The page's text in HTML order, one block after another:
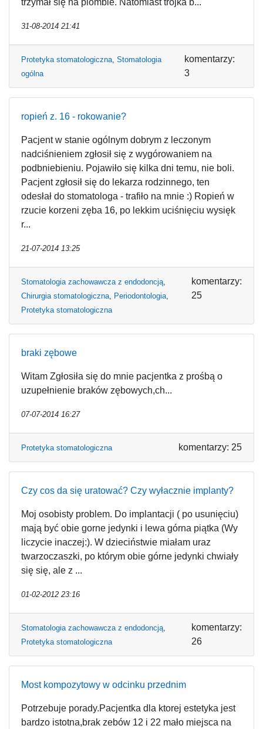
trzymał się na plombie. Natomiast trójka b...
31-08-2014 21:41
Protetyka stomatologiczna, Stomatologia
ogólna
komentarzy:
3
ropień z. 16 - rokowanie?
Pacjent w stanie ogólnym dobrym z leczonym
nadciśnieniem zgłosił się z wygórowaniem na
podbniebieniu. Pojawiło się kilka dni temu, nie boli.
Pacjent zgłosił się do lekarza rodzinnego, ten
odesłał do stomatologa - trafiło na mnie :) Ropień w
rzucie korzeni zęba 16, po lekkim uciśnięciu wysięk
r...
21-07-2014 13:25
Stomatologia zachowawcza z endodoncją,
Chirurgia stomatologiczna, Periodontologia,
Protetyka stomatologiczna
komentarzy:
25
braki zębowe
Witam Zgłosiła się do mnie pacjentka z prośbą o
uzupełnienie braków zębowych,ch...
07-07-2014 16:27
Protetyka stomatologiczna komentarzy: 25
Czy cos da się uratować? Czy wyłacznie implanty?
Moj osobisty problem. Do implantacji ( po usunięciu)
mają być obie gorne jedynki i lewa górna piątka (Wy
liczycie inaczej:). W dzieciństwie miałam uraz
twarzoczaszki, po którym obie górne jedynki chwiały
się się, ale z ...
01-02-2012 23:16
Stomatologia zachowawcza z endodoncją,
Protetyka stomatologiczna
komentarzy:
26
Most kompozytowy w odcinku przednim
Potrzebuje porady.Pacjentka dla ktorej estetyka jest
bardzo istotna,brak zebów 12 i 22 mało miejsca na